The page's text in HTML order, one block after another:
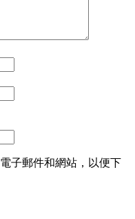
子郵件和網站，以便下